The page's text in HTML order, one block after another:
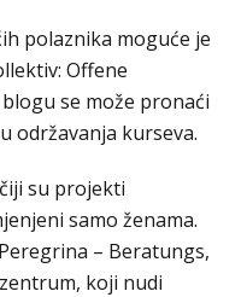
polaznika moguće je
Offene
se može pronaći
održavanja kurseva.
su projekti
samo ženama.
– Beratungs,
koji nudi